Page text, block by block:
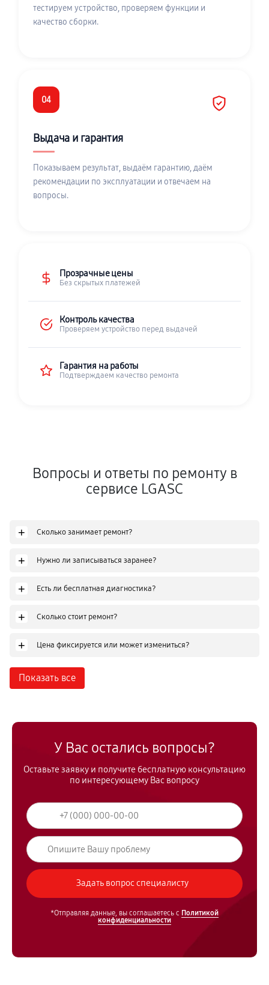
тестируем устройство, проверяем функции и
качество сборки.
04
Выдача и гарантия
Показываем результат, выдаём гарантию, даём
рекомендации по эксплуатации и отвечаем на
вопросы.
Прозрачные цены
Без скрытых платежей
Контроль качества
Проверяем устройство перед выдачей
Гарантия на работы
Подтверждаем качество ремонта
Вопросы и ответы по ремонту в
сервисе LGASC
+ Сколько занимает ремонт?
+ Нужно ли записываться заранее?
+ Есть ли бесплатная диагностика?
+ Сколько стоит ремонт?
+ Цена фиксируется или может измениться?
Показать все
У Вас остались вопросы?
Оставьте заявку и получите бесплатную консультацию
по интересующему Вас вопросу
*Отправляя данные, вы соглашаетесь с Политикой
конфиденциальности